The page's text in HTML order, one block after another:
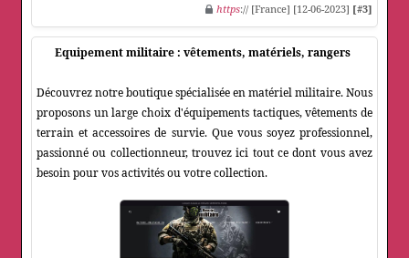
https:// [France] [12-06-2023] [#3]
Equipement militaire : vêtements, matériels, rangers
Découvrez notre boutique spécialisée en matériel militaire. Nous
proposons un large choix d'équipements tactiques, vêtements de
terrain et accessoires de survie. Que vous soyez professionnel,
passionné ou collectionneur, trouvez ici tout ce dont vous avez
besoin pour vos activités ou votre collection.